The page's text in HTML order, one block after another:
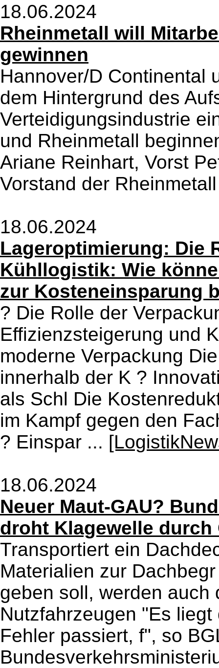
18.06.2024
Rheinmetall will
gewinnen
Hannover/D Continental
dem Hintergrund des
Verteidigungsindustrie
und Rheinmetall
Ariane Reinhart, Vorst
Vorstand der
18.06.2024
Lageroptimierung: Die
Kühllogistik: Wie
zur Kosteneinsparung
? Die Rolle der
Effizienzsteigerung und
moderne Verpackung
innerhalb der K ?
als Schl Die
im Kampf gegen den
? Einspar ...
18.06.2024
Neuer Maut-GAU?
droht Klagewelle durch
Transportiert ein
Materialien zur
geben soll, werden auch
Nutzfahrzeugen "Es
Fehler passiert, f", so